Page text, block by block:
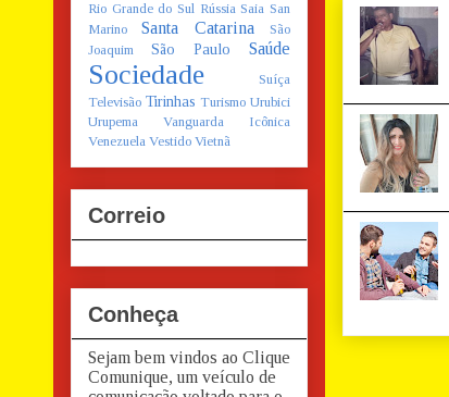
Rio Grande do Sul Rússia Saia San
Marino
Santa Catarina
São
Joaquim
São Paulo Saúde
Sociedade
Suíça
Televisão Tirinhas Turismo Urubici
Urupema
Vanguarda Icônica
Venezuela Vestido Vietnã
Correio
Conheça
Sejam bem vindos ao Clique
Comunique, um veículo de